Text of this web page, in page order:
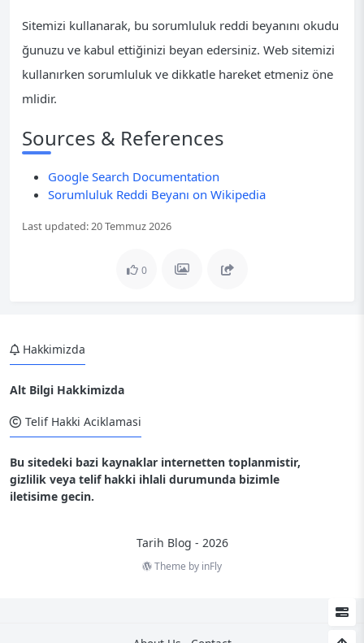
Sitemizi kullanarak, bu sorumluluk reddi beyanını okudu
ğunuzu ve kabul ettiğinizi beyan edersiniz. Web sitemizi
kullanırken sorumluluk ve dikkatle hareket etmeniz öne
mlidir.
Sources & References
Google Search Documentation
Sorumluluk Reddi Beyanı on Wikipedia
Last updated:20 Temmuz 2026
0
Hakkimizda
Alt Bilgi Hakkimizda
Telif Hakki Aciklamasi
Bu sitedeki bazi kaynaklar internetten toplanmistir,
gizlilik veya telif hakki ihlali durumunda bizimle
iletisime gecin.
Tarih Blog - 2026
Theme by inFly